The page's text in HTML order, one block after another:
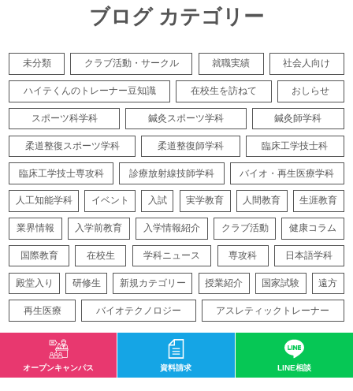
ブログ カテゴリー
未分類 クラブ活動・サークル 就職実績 社会人向け
ハイテくんのトレーナー豆知識 在校生を訪ねて おしらせ
スポーツ科学科 鍼灸スポーツ学科 鍼灸師学科
柔道整復スポーツ学科 柔道整復師学科 臨床工学技士科
臨床工学技士専攻科 診療放射線技師学科 バイオ・再生医療学科
人工知能学科 イベント 入試 実学教育 人間教育 生涯教育
業界情報 入学前教育 入学情報紹介 クラブ活動 健康コラム
国際教育 在校生 学科ニュース 専攻科 日本語学科
殿堂入り 研修生 新規カテゴリー 授業紹介 国家試験 遠方
再生医療 バイオテクノロジー アスレティックトレーナー
サイトマップ
オープンキャンパス 資料請求 LINE相談